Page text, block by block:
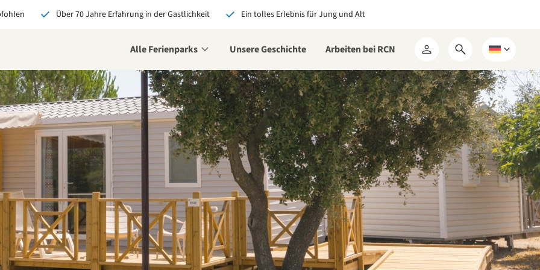
Über 70 Jahre Erfahrung in der Gastlichkeit Ein tolles Erlebnis für Jung und Alt
Alle Ferienparks Unsere Geschichte Arbeiten bei RCN
Mein
RCN
Suchformular
öffnen
Wählen
Sie
eine
Sprache